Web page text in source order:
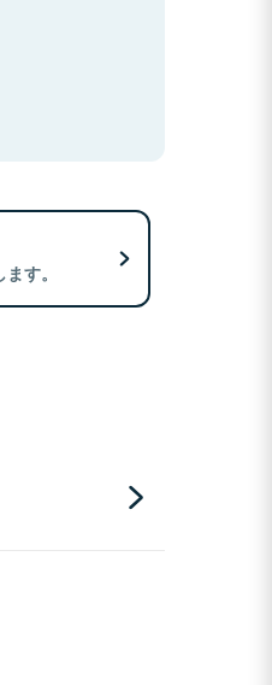
す。